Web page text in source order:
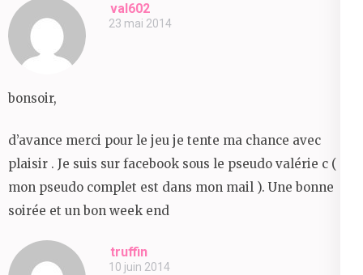
val602
23 mai 2014
bonsoir,
d’avance merci pour le jeu je tente ma chance avec
plaisir . Je suis sur facebook sous le pseudo valérie c (
mon pseudo complet est dans mon mail ). Une bonne
soirée et un bon week end
truffin
10 juin 2014